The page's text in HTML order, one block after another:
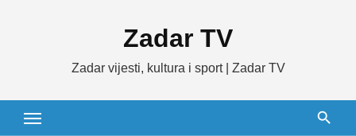
Zadar TV
Zadar vijesti, kultura i sport | Zadar TV